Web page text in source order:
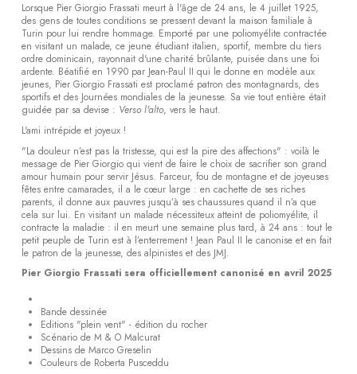
Lorsque Pier Giorgio Frassati meurt à l'âge de 24 ans, le 4 juillet 1925,
des gens de toutes conditions se pressent devant la maison familiale à
Turin pour lui rendre hommage. Emporté par une poliomyélite contractée
en visitant un malade, ce jeune étudiant italien, sportif, membre du tiers
ordre dominicain, rayonnait d'une charité brûlante, puisée dans une foi
ardente. Béatifié en 1990 par Jean-Paul II qui le donne en modèle aux
jeunes, Pier Giorgio Frassati est proclamé patron des montagnards, des
sportifs et des Journées mondiales de la jeunesse. Sa vie tout entière était
guidée par sa devise : Verso l'alto, vers le haut.
L'ami intrépide et joyeux !
"La douleur n’est pas la tristesse, qui est la pire des affections" : voilà le
message de Pier Giorgio qui vient de faire le choix de sacrifier son grand
amour humain pour servir Jésus. Farceur, fou de montagne et de joyeuses
fêtes entre camarades, il a le cœur large : en cachette de ses riches
parents, il donne aux pauvres jusqu’à ses chaussures quand il n’a que
cela sur lui. En visitant un malade nécessiteux atteint de poliomyélite, il
contracte la maladie : il en meurt une semaine plus tard, à 24 ans : tout le
petit peuple de Turin est à l’enterrement ! Jean Paul II le canonise et en fait
le patron de la jeunesse, des alpinistes et des JMJ.
Pier Giorgio Frassati sera officiellement canonisé en avril 2025
Bande dessinée
Editions "plein vent" - édition du rocher
Scénario de M & O Malcurat
Dessins de Marco Greselin
Couleurs de Roberta Pusceddu